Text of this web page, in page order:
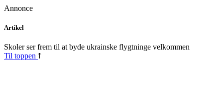
Annonce
Skip
content
Artikel
Skoler ser frem til at byde ukrainske flygtninge velkommen
Til toppen